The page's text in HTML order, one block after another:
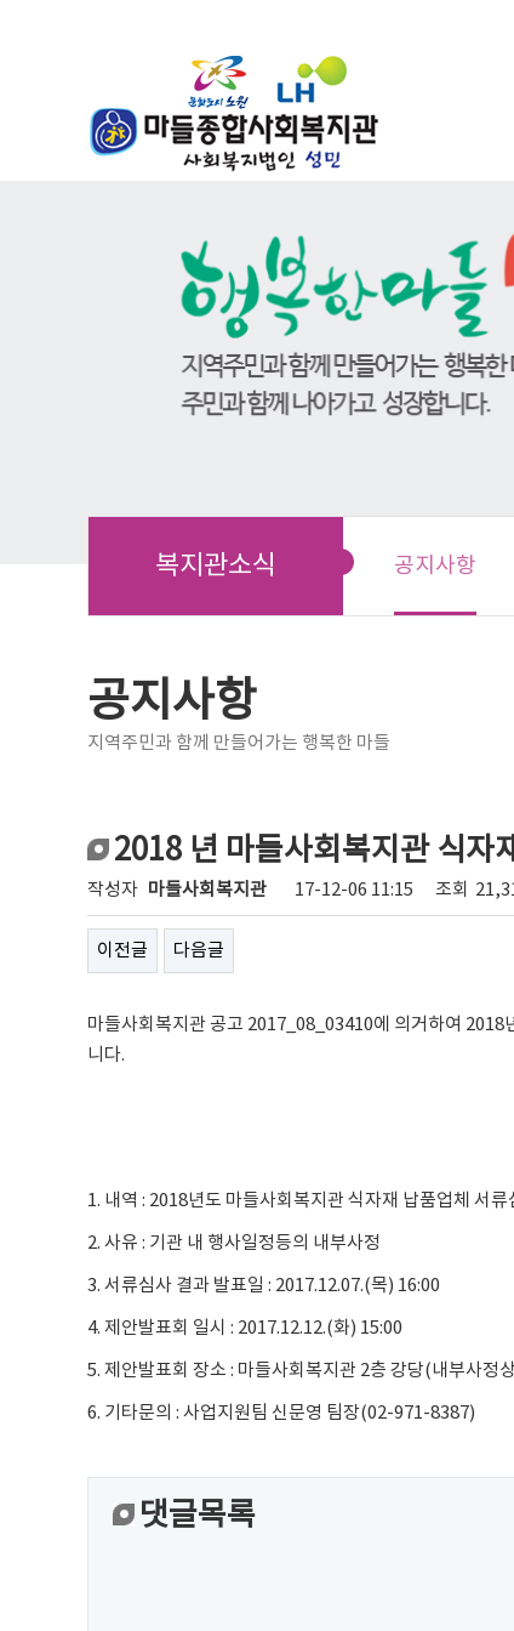
복지관소식 공지사항
공지사항
지역주민과 함께 만들어가는 행복한 마들
2018 년 마들사회복지관 식자
작성자 마들사회복지관 17-12-06 11:15 조회
이전글 다음글
마들사회복지관 공고 2017_08_03410에 의거하여 2018
니다.
1. 내역 : 2018년도 마들사회복지관 식자재 납품업체 서류
2. 사유 : 기관 내 행사일정등의 내부사정
3. 서류심사 결과 발표일 : 2017.12.07.(목) 16:00
4. 제안발표회 일시 : 2017.12.12.(화) 15:00
5. 제안발표회 장소 : 마들사회복지관 2층 강당(내부사정
6. 기타문의 : 사업지원팀 신문영 팀장(02-971-8387)
댓글목록